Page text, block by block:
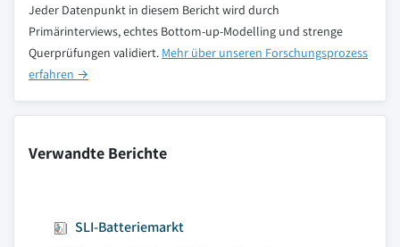
Jeder Datenpunkt in diesem Bericht wird durch
Primärinterviews, echtes Bottom-up-Modelling und strenge
Querprüfungen validiert. Mehr über unseren Forschungsprozess
erfahren →
Verwandte Berichte
SLI-Batteriemarkt